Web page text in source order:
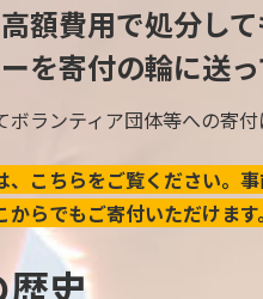
額費用で処分し
を寄付の輪に送
ランティア団体等への寄付
、こちらをご覧ください。
らでもご寄付いただけます。
歴史